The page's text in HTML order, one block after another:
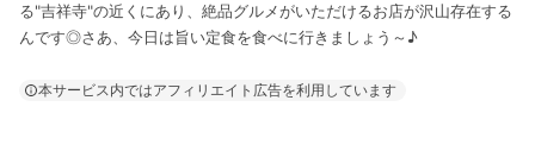
る"吉祥寺"の近くにあり、絶品グルメがいただけるお店が沢山存在する
んです◎さあ、今日は旨い定食を食べに行きましょう～♪
本サービス内ではアフィリエイト広告を利用しています